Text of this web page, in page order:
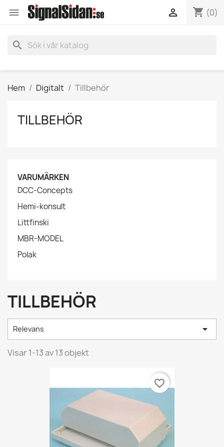
 shopping_cart (0)

search
Hem Digitalt Tillbehör
TILLBEHÖR
VARUMÄRKEN
DCC-Concepts
Hemi-konsult
Littfinski
MBR-MODEL
Polak
TILLBEHÖR
Relevans 
Visar 1-13 av 13 objekt
favorite_border